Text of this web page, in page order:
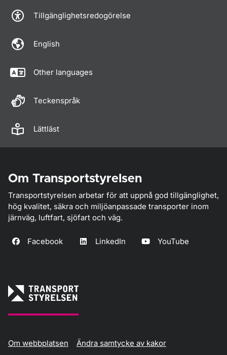
Tillgänglighetsredogörelse
English
Other languages
Teckenspråk
Lättläst
Om Transportstyrelsen
Transportstyrelsen arbetar för att uppnå god tillgänglighet,
hög kvalitet, säkra och miljöanpassade transporter inom
järnväg, luftfart, sjöfart och väg.
Facebook LinkedIn YouTube
Om webbplatsen Ändra samtycke av kakor